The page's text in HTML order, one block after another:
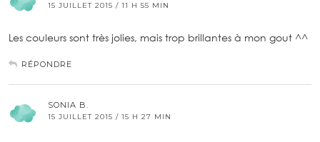
15 JUILLET 2015 / 11 H 55 MIN
Les couleurs sont très jolies, mais trop brillantes à mon gout ^^
RÉPONDRE
SONIA B.
15 JUILLET 2015 / 15 H 27 MIN